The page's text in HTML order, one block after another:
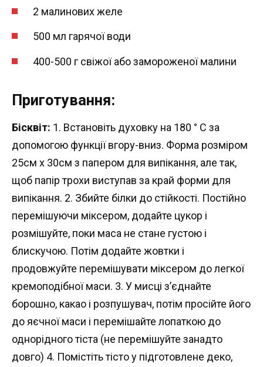
2 малинових желе
500 мл гарячої води
400-500 г свіжої або замороженої малини
Приготування:
Бісквіт: 1. Встановіть духовку на 180 ° С за
допомогою функції вгору-вниз. Форма розміром
25см х 30см з папером для випікання, але так,
щоб папір трохи виступав за край форми для
випікання. 2. Збийте білки до стійкості. Постійно
перемішуючи міксером, додайте цукор і
розмішуйте, поки маса не стане густою і
блискучою. Потім додайте жовтки і
продовжуйте перемішувати міксером до легкої
кремоподібної маси. 3. У мисці з’єднайте
борошно, какао і розпушувач, потім просійте його
до яєчної маси і перемішайте лопаткою до
однорідного тіста (не перемішуйте занадто
довго) 4. Помістіть тісто у підготовлене деко,